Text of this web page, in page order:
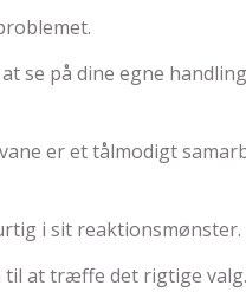
se på dine egne
er et tålmodigt
i sit reaktionsmønster.
til at træffe det rigtige valg.